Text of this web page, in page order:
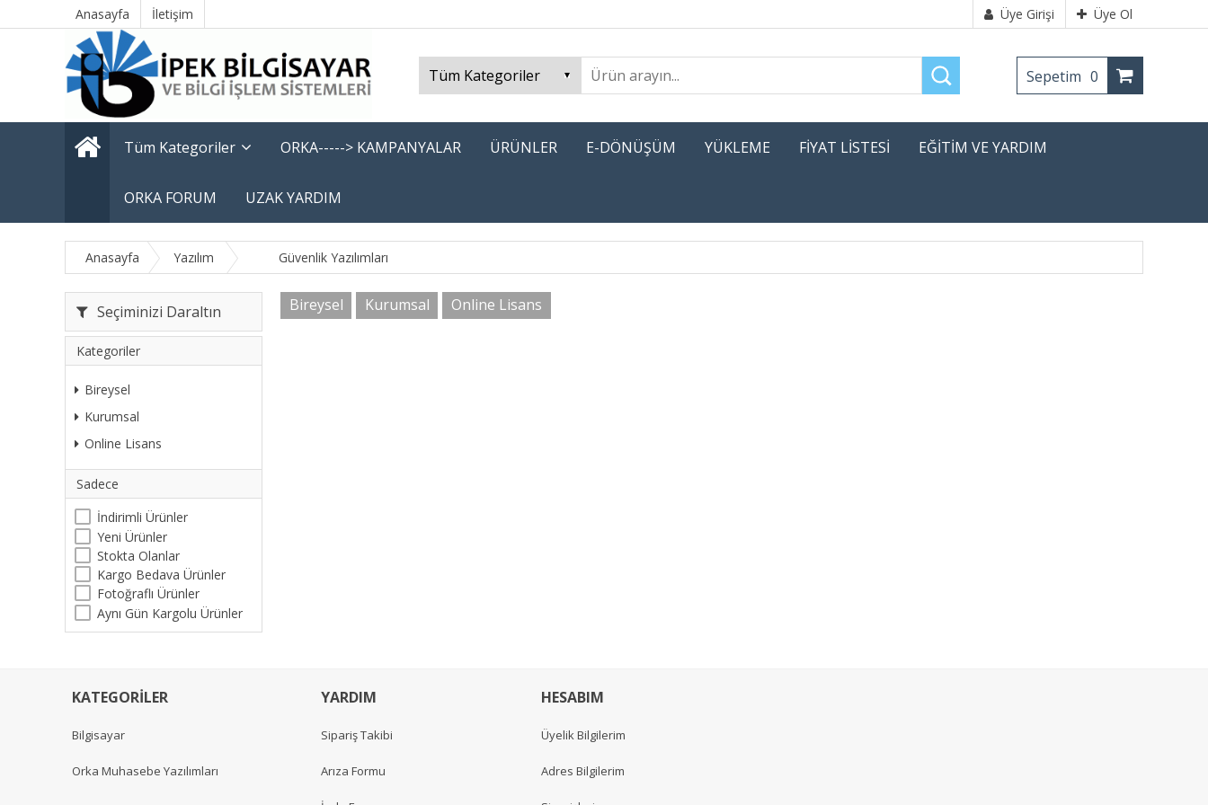
Anasayfa İletişim Üye Girişi Üye Ol
Sepetim 0
Tüm Kategoriler ORKA-----> KAMPANYALAR ÜRÜNLER E-DÖNÜŞÜM YÜKLEME FİYAT LİSTESİ EĞİTİM VE YARDIM
ORKA FORUM UZAK YARDIM
Anasayfa Yazılım Güvenlik Yazılımları
Seçiminizi Daraltın
Kategoriler
Bireysel
Kurumsal
Online Lisans
Sadece
İndirimli Ürünler
Yeni Ürünler
Stokta Olanlar
Kargo Bedava Ürünler
Fotoğraflı Ürünler
Aynı Gün Kargolu Ürünler
Bireysel Kurumsal Online Lisans
KATEGORİLER
Bilgisayar
Orka Muhasebe Yazılımları
YARDIM
Sipariş Takibi
Arıza Formu
HESABIM
Üyelik Bilgilerim
Adres Bilgilerim